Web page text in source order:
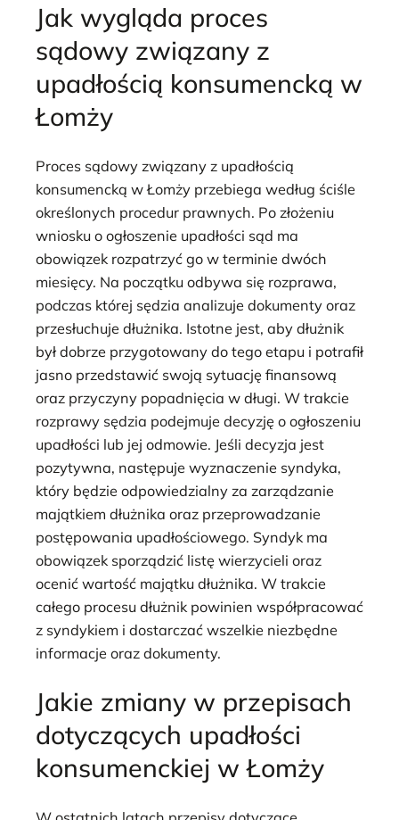
Jak wygląda proces
sądowy związany z
upadłością konsumencką w
Łomży
Proces sądowy związany z upadłością
konsumencką w Łomży przebiega według ściśle
określonych procedur prawnych. Po złożeniu
wniosku o ogłoszenie upadłości sąd ma
obowiązek rozpatrzyć go w terminie dwóch
miesięcy. Na początku odbywa się rozprawa,
podczas której sędzia analizuje dokumenty oraz
przesłuchuje dłużnika. Istotne jest, aby dłużnik
był dobrze przygotowany do tego etapu i potrafił
jasno przedstawić swoją sytuację finansową
oraz przyczyny popadnięcia w długi. W trakcie
rozprawy sędzia podejmuje decyzję o ogłoszeniu
upadłości lub jej odmowie. Jeśli decyzja jest
pozytywna, następuje wyznaczenie syndyka,
który będzie odpowiedzialny za zarządzanie
majątkiem dłużnika oraz przeprowadzanie
postępowania upadłościowego. Syndyk ma
obowiązek sporządzić listę wierzycieli oraz
ocenić wartość majątku dłużnika. W trakcie
całego procesu dłużnik powinien współpracować
z syndykiem i dostarczać wszelkie niezbędne
informacje oraz dokumenty.
Jakie zmiany w przepisach
dotyczących upadłości
konsumenckiej w Łomży